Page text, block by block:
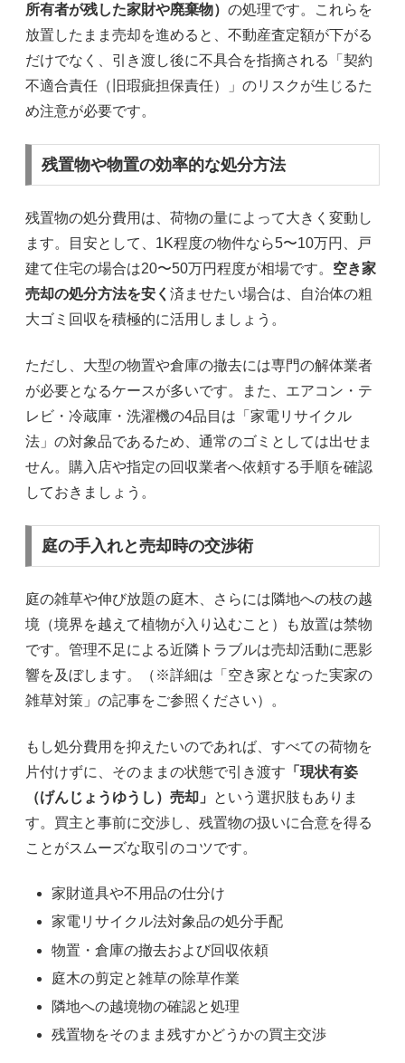
所有者が残した家財や廃棄物） の処理です。これらを
放置したまま売却を進めると、不動産査定額が下がる
だけでなく、引き渡し後に不具合を指摘される「契約
不適合責任（旧瑕疵担保責任）」のリスクが生じるた
め注意が必要です。
残置物や物置の効率的な処分方法
残置物の処分費用は、荷物の量によって大きく変動し
ます。目安として、1K程度の物件なら5〜10万円、戸
建て住宅の場合は20〜50万円程度が相場です。 空き家
売却の処分方法を安く 済ませたい場合は、自治体の粗
大ゴミ回収を積極的に活用しましょう。
ただし、大型の物置や倉庫の撤去には専門の解体業者
が必要となるケースが多いです。また、エアコン・テ
レビ・冷蔵庫・洗濯機の4品目は「家電リサイクル
法」の対象品であるため、通常のゴミとしては出せま
せん。購入店や指定の回収業者へ依頼する手順を確認
しておきましょう。
庭の手入れと売却時の交渉術
庭の雑草や伸び放題の庭木、さらには隣地への枝の越
境（境界を越えて植物が入り込むこと）も放置は禁物
です。管理不足による近隣トラブルは売却活動に悪影
響を及ぼします。（※詳細は「空き家となった実家の
雑草対策」の記事をご参照ください）。
もし処分費用を抑えたいのであれば、すべての荷物を
片付けずに、そのままの状態で引き渡す 「現状有姿
（げんじょうゆうし）売却」
という選択肢もありま
す。買主と事前に交渉し、残置物の扱いに合意を得る
ことがスムーズな取引のコツです。
家財道具や不用品の仕分け
家電リサイクル法対象品の処分手配
物置・倉庫の撤去および回収依頼
庭木の剪定と雑草の除草作業
隣地への越境物の確認と処理
残置物をそのまま残すかどうかの買主交渉